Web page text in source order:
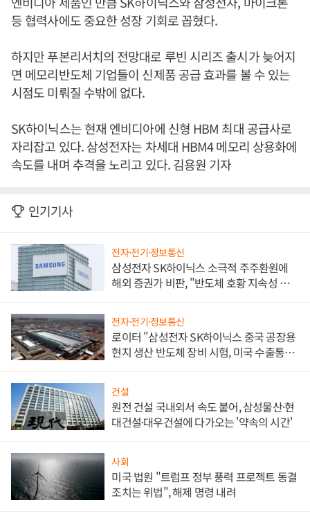
등 협력사에도 중요한 성장 기회로 꼽혔다.
하지만 푸본리서치의 전망대로 루빈 시리즈 출시가 늦어지
면 메모리반도체 기업들이 신제품 공급 효과를 볼 수 있는
시점도 미뤄질 수밖에 없다.
SK하이닉스는 현재 엔비디아에 신형 HBM 최대 공급사로
자리잡고 있다. 삼성전자는 차세대 HBM4 메모리 상용화에
속도를 내며 추격을 노리고 있다. 김용원 기자
인기기사
전자·전기·정보통신
삼성전자 SK하이닉스 소극적 주주환원에
해외 증권가 비판, "반도체 호황 지속성 의
전자·전기·정보통신
로이터 "삼성전자 SK하이닉스 중국 공장용
현지 생산 반도체 장비 시험, 미국 수출통제
건설
원전 건설 국내외서 속도 붙어, 삼성물산·현
대건설·대우건설에 다가오는 '약속의 시간'
사회
미국 법원 "트럼프 정부 풍력 프로젝트 동결
조치는 위법", 해제 명령 내려